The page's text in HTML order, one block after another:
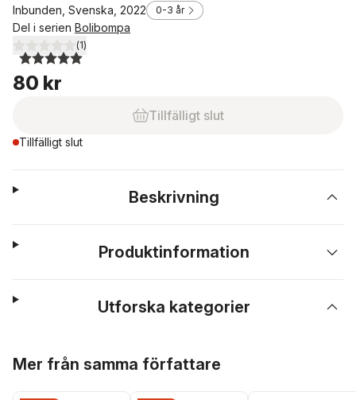
Inbunden, Svenska, 2022
0-3 år
Del i serien Bolibompa
5,0utav 5 stjärnor. Totalt antal röster:
(1)
80 kr
Tillfälligt slut
Tillfälligt slut
Beskrivning
Produktinformation
Utforska kategorier
Mer från samma författare